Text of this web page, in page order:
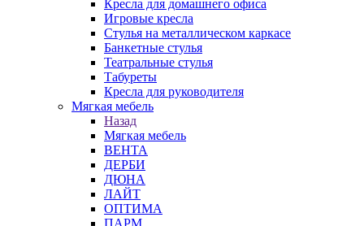
Кресла для домашнего офиса
Игровые кресла
Стулья на металлическом каркасе
Банкетные стулья
Театральные стулья
Табуреты
Кресла для руководителя
Мягкая мебель
Назад
Мягкая мебель
ВЕНТА
ДЕРБИ
ДЮНА
ЛАЙТ
ОПТИМА
ПАРМ